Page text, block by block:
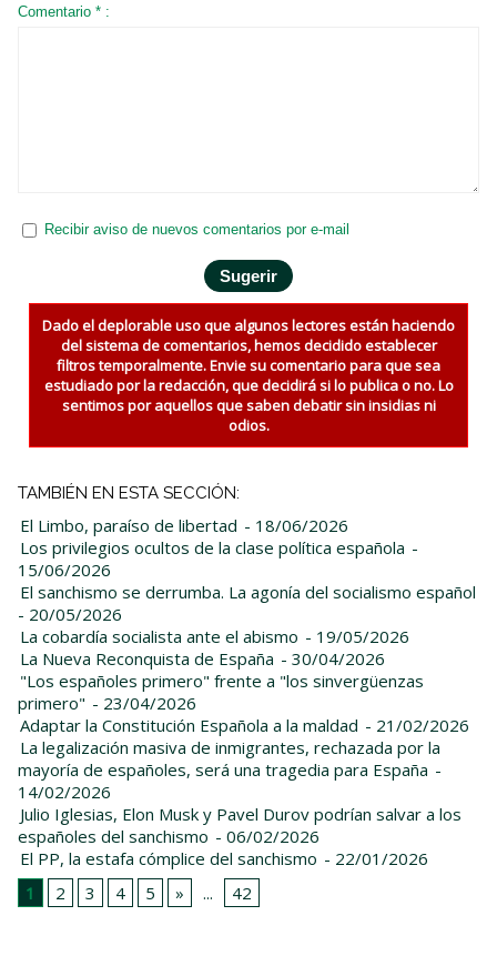
Comentario * :
Recibir aviso de nuevos comentarios por e-mail
Dado el deplorable uso que algunos lectores están haciendo
del sistema de comentarios, hemos decidido establecer
filtros temporalmente. Envie su comentario para que sea
estudiado por la redacción, que decidirá si lo publica o no. Lo
sentimos por aquellos que saben debatir sin insidias ni
odios.
TAMBIÉN EN ESTA SECCIÓN:
El Limbo, paraíso de libertad - 18/06/2026
Los privilegios ocultos de la clase política española -
15/06/2026
El sanchismo se derrumba. La agonía del socialismo español
- 20/05/2026
La cobardía socialista ante el abismo - 19/05/2026
La Nueva Reconquista de España - 30/04/2026
"Los españoles primero" frente a "los sinvergüenzas
primero" - 23/04/2026
Adaptar la Constitución Española a la maldad - 21/02/2026
La legalización masiva de inmigrantes, rechazada por la
mayoría de españoles, será una tragedia para España -
14/02/2026
Julio Iglesias, Elon Musk y Pavel Durov podrían salvar a los
españoles del sanchismo - 06/02/2026
El PP, la estafa cómplice del sanchismo - 22/01/2026
1
2 3 4 5 » ... 42